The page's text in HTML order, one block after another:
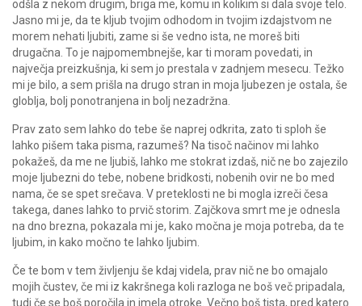
odšla z nekom drugim, briga me, komu in kolikim si dala svoje telo.
Jasno mi je, da te kljub tvojim odhodom in tvojim izdajstvom ne
morem nehati ljubiti, zame si še vedno ista, ne moreš biti
drugačna. To je najpomembnejše, kar ti moram povedati, in
največja preizkušnja, ki sem jo prestala v zadnjem mesecu. Težko
mi je bilo, a sem prišla na drugo stran in moja ljubezen je ostala, še
globlja, bolj ponotranjena in bolj nezadržna.
Prav zato sem lahko do tebe še naprej odkrita, zato ti sploh še
lahko pišem taka pisma, razumeš? Na tisoč načinov mi lahko
pokažeš, da me ne ljubiš, lahko me stokrat izdaš, nič ne bo zajezilo
moje ljubezni do tebe, nobene bridkosti, nobenih ovir ne bo med
nama, če se spet srečava. V preteklosti ne bi mogla izreči česa
takega, danes lahko to prvič storim. Zajčkova smrt me je odnesla
na dno brezna, pokazala mi je, kako močna je moja potreba, da te
ljubim, in kako močno te lahko ljubim.
Če te bom v tem življenju še kdaj videla, prav nič ne bo omajalo
mojih čustev, če mi iz kakršnega koli razloga ne boš več pripadala,
tudi če se boš poročila in imela otroke. Večno boš tista, pred katero